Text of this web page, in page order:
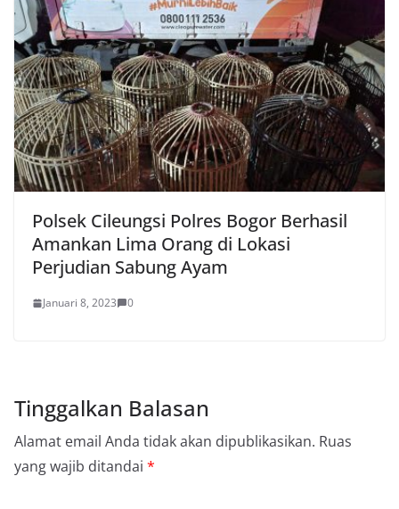
Polsek Cileungsi Polres Bogor Berhasil
Amankan Lima Orang di Lokasi
Perjudian Sabung Ayam
Januari 8, 2023 0
Tinggalkan Balasan
Alamat email Anda tidak akan dipublikasikan. Ruas
yang wajib ditandai *